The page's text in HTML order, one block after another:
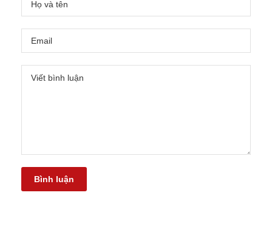
Bình luận